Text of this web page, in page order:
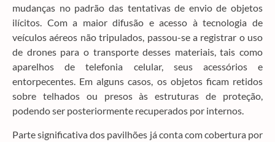
mudanças no padrão das tentativas de envio de objetos
ilícitos. Com a maior difusão e acesso à tecnologia de
veículos aéreos não tripulados, passou-se a registrar o uso
de drones para o transporte desses materiais, tais como
aparelhos de telefonia celular, seus acessórios e
entorpecentes. Em alguns casos, os objetos ficam retidos
sobre telhados ou presos às estruturas de proteção,
podendo ser posteriormente recuperados por internos.
Parte significativa dos pavilhões já conta com cobertura por